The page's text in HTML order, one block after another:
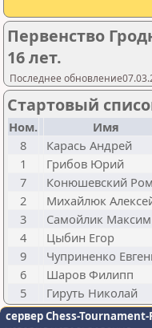
Первенство
16 лет.
Последнее
Стартовый
Ном. Имя
8
Карась Андрей
1
Грибов Юрий
7
Конюшевский
2
Михайлюк
3
Самойлик Максим
4
Цыбин Егор
9
Чуприненко
6
Шаров Филипп
5
Гируть Николай
сервер Chess-